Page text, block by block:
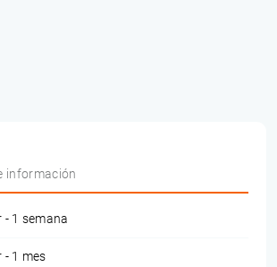
información
- 1 semana
- 1 mes